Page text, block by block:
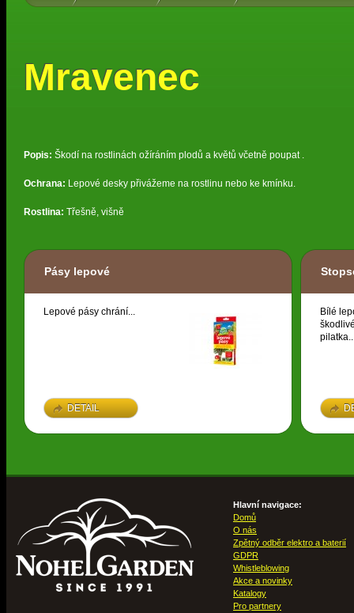
Mravenec
Popis: Škodí na rostlinách ožíráním plodů a květů včetně poupat .
Ochrana: Lepové desky přivážeme na rostlinu nebo ke kmínku.
Rostlina: Třešně, višně
Pásy lepové
Lepové pásy chrání...
DETAIL
Bílé
Hlavní navigace:
Domů
O nás
Zpětný odběr elektro a baterií
GDPR
Whistleblowing
Akce a novinky
Katalogy
Pro partnery